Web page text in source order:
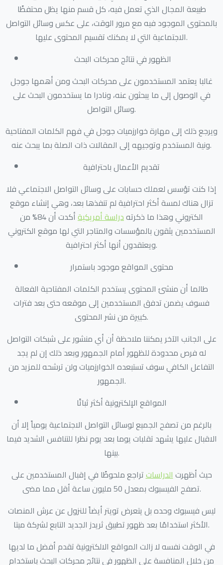
طبيعة المجال الذي تعمل فيه، كل قسم منها يظل محتفظًا
بالمحتوى الموجود فيه مع مرور الوقت، على عكس وسائل التواصل
الاجتماعية التي لا يمكنك تقسيم المحتوى عليها.
الظهور في نتائج محركات البحث
غالبا يعتمد المستخدمون على محركات البحث ومن أهمها جوجل
في الوصول إلى ما يبحثون عنه، ونادرا ما يستخدمون البحث على
وسائل التواصل.
ويرجع ذلك إلى مهارة خوارزميات جوجل في فهم الكلمات المفتاحية
ونية المستخدم وتوجيهه إلى المقالات ذات الصلة بما يبحث عنه.
تقديم الأعمال باحترافية
إذا كنت تؤسس لعملك حسابات على وسائل التواصل الاجتماعي فلا
تزال هناك لمسة أكثر احترافية لم تنفذها بعد، وهي إنشاء موقع
الكتروني وهذا ما ذكرتهدراسة أمريكية
أكدت أن 84% من
المستخدمين يثقون بالمؤسسات والمتاجر التي لها موقع الكتروني
ويعتقدون أنها أكثر احترافية.
محتوى المواقع موجود باستمرار
طالما أن منشئ المحتوى يستخدم الكلمات المفتاحية الفعالة
فسوف يضمن تدفق المستخدمين إلى موقعه حتى بعد فترات
كبيرة من نشر المحتوى.
على الجانب الآخر يمكننا ملاحظة أن أي منشور على شبكات التواصل
له فرص محدودة للظهور أمام الجمهور وبعد ذلك إن لم يجد
التفاعل الكافي سوف تستبعده الخوارزميات ولن ترشحه للمزيد من
الجمهور.
المواقع الإلكترونية أكثر ثباتًا
بالرغم من تصفح الجميع لوسائل التواصل الاجتماعية يومياً إلا أن
الاقبال عليها يشهد تقلبات يوما بعد يوم نظرا للتنافس الشديد فيما
بينها.
حيث أظهرتالدراساتتراجع ملحوظًا في إقبال المستخدمين على
تصفح الفيسبوك بمعدل 50 مليون ساعة أقل مما مضى.
ليس فيسبوك وحده بل يتعرض تويتر أيضاً للنزول عن عرش المنصات
الأكثر استخدامًا بعد ظهور تطبيق ثريدز الجديد التابع لشركة ميتا.
في الوقت نفسه لا زالت المواقع الالكترونية تقدم أفضل ما لديها
من خلال المنافسة على الظهور في نتائج محركات البحث باستخدام